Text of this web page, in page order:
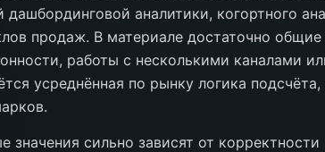
дашбординговой аналитики, когортного
продаж. В материале достаточно
работы с несколькими каналами
усреднённая по рынку логика
значения сильно зависят от